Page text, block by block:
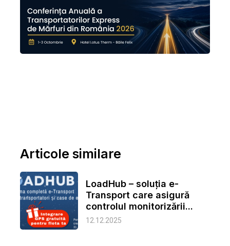
Articole similare
LoadHub – soluția e-
Transport care asigură
controlul monitorizării...
12.12.2025